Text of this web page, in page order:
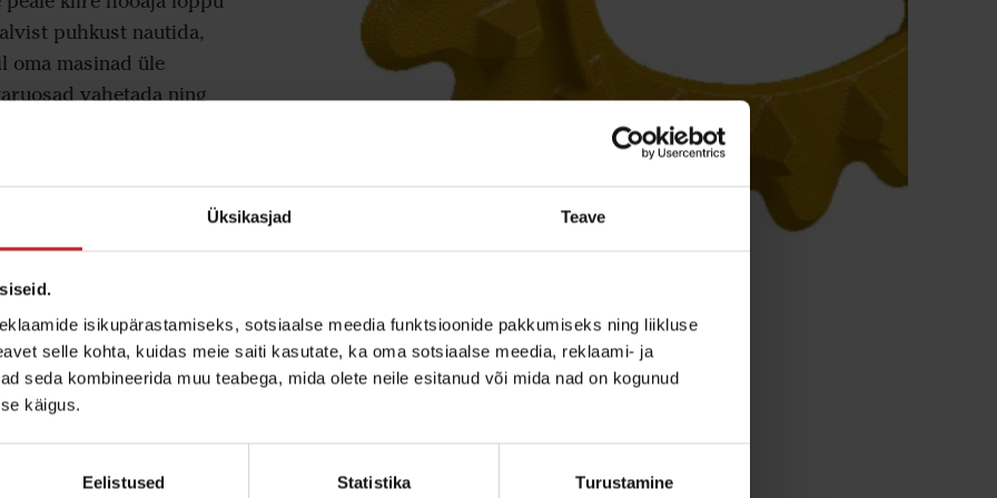
Üksikasjad Teave
isikupärastamiseks, sotsiaalse meedia funktsioonide pakkumiseks ning liikluse
selle kohta, kuidas meie saiti kasutate, ka oma sotsiaalse meedia, reklaami- ja
seda kombineerida muu teabega, mida olete neile esitanud või mida nad on kogunud
käigus.
Eelistused Statistika Turustamine
puhkust nautida,
oma masinad üle
vahetada ning
uut hooaega
siin toeks ja abiks,
masinatele tasuta
polt, mille ehitus ja paigaldamine pole läbi mõeldud, võib hiljem suuri